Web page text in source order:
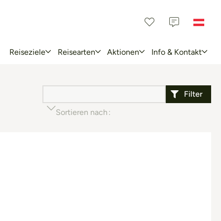
Reiseziele Reisearten Aktionen Info & Kontakt
Filter
Sortieren nach